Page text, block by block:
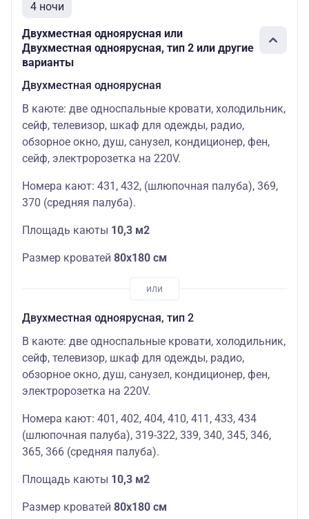
4 ночи
Двухместная одноярусная или
Двухместная одноярусная, тип 2 или другие
варианты
Двухместная одноярусная
В каюте: две односпальные кровати, холодильник,
сейф, телевизор, шкаф для одежды, радио,
обзорное окно, душ, санузел, кондиционер, фен,
сейф, электророзетка на 220V.
Номера кают: 431, 432, (шлюпочная палуба), 369,
370 (средняя палуба).
Площадь каюты 10,3 м2
Размер кроватей 80х180 см
Двухместная одноярусная, тип 2
В каюте: две односпальные кровати, холодильник,
сейф, телевизор, шкаф для одежды, радио,
обзорное окно, душ, санузел, кондиционер, фен,
электророзетка на 220V.
Номера кают: 401, 402, 404, 410, 411, 433, 434
(шлюпочная палуба), 319-322, 339, 340, 345, 346,
365, 366 (средняя палуба).
Площадь каюты 10,3 м2
Размер кроватей 80х180 см